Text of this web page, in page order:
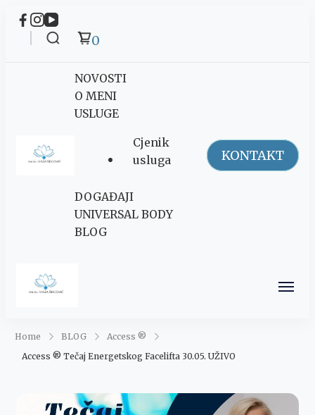
0
Maja Šegović
Ananda
NOVOSTI
O MENI
USLUGE
Cjenik
usluga
DOGAĐAJI
UNIVERSAL BODY
BLOG
KONTAKT
Ananda
Home BLOG
Access ®
Access ® Tečaj Energetskog Facelifta 30.05. UŽIVO